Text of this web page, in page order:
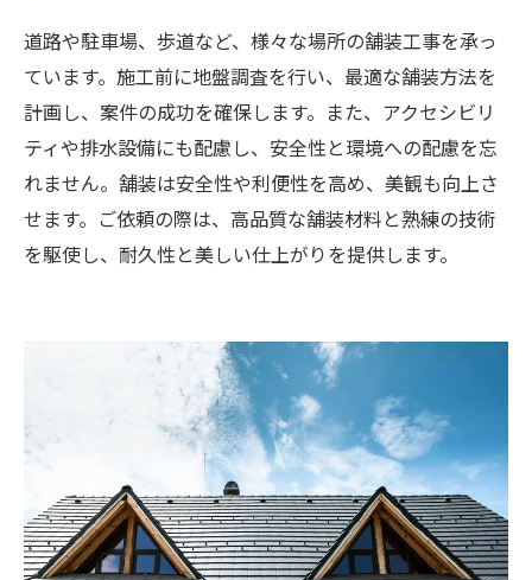
道路や駐車場、歩道など、様々な場所の舗装工事を承っ
ています。施工前に地盤調査を行い、最適な舗装方法を
計画し、案件の成功を確保します。また、アクセシビリ
ティや排水設備にも配慮し、安全性と環境への配慮を忘
れません。舗装は安全性や利便性を高め、美観も向上さ
せます。ご依頼の際は、高品質な舗装材料と熟練の技術
を駆使し、耐久性と美しい仕上がりを提供します。